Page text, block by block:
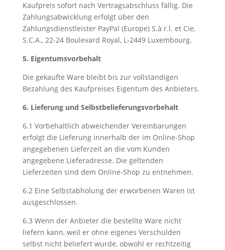
Kaufpreis sofort nach Vertragsabschluss fällig. Die
Zahlungsabwicklung erfolgt über den
Zahlungsdienstleister PayPal (Europe) S.à r.l. et Cie,
S.C.A., 22-24 Boulevard Royal, L-2449 Luxembourg.
5. Eigentumsvorbehalt
Die gekaufte Ware bleibt bis zur vollständigen
Bezahlung des Kaufpreises Eigentum des Anbieters.
6. Lieferung und Selbstbelieferungsvorbehalt
6.1 Vorbehaltlich abweichender Vereinbarungen
erfolgt die Lieferung innerhalb der im Online-Shop
angegebenen Lieferzeit an die vom Kunden
angegebene Lieferadresse. Die geltenden
Lieferzeiten sind dem Online-Shop zu entnehmen.
6.2 Eine Selbstabholung der erworbenen Waren ist
ausgeschlossen.
6.3 Wenn der Anbieter die bestellte Ware nicht
liefern kann, weil er ohne eigenes Verschulden
selbst nicht beliefert wurde, obwohl er rechtzeitig